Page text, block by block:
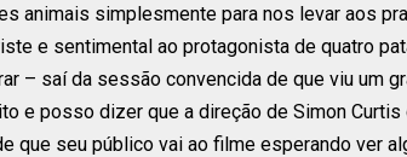
animais simplesmente para nos levar aos
e sentimental ao protagonista de quatro
– saí da sessão convencida de que viu um
e posso dizer que a direção de Simon
que seu público vai ao filme esperando ver